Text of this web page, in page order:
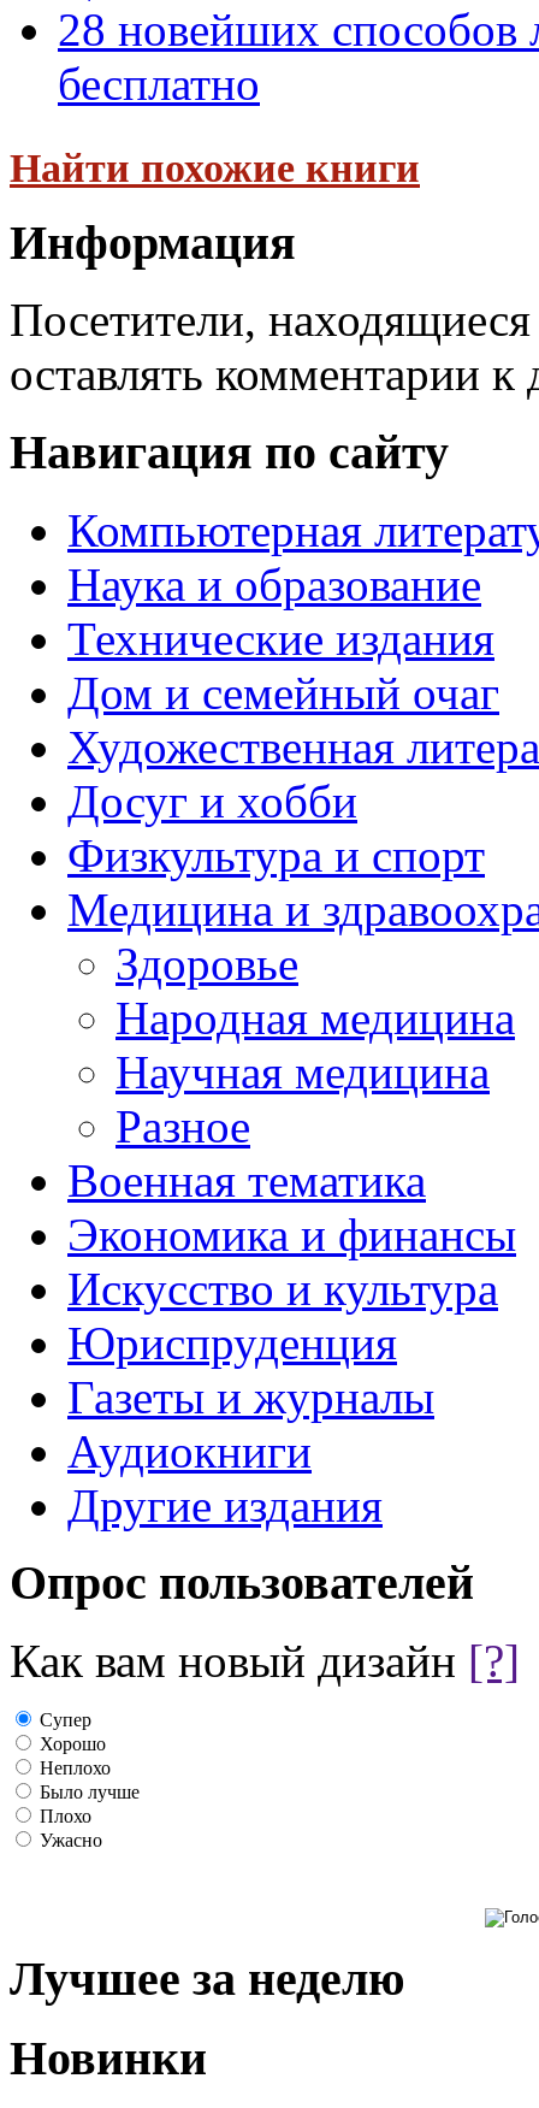
28 новейших способов
бесплатно
Найти похожие книги
Информация
Посетители,
оставлять комментарии к
Навигация по сайту
Компьютерная
Наука и образование
Технические издания
Дом и семейный очаг
Художественная
Досуг и хобби
Физкультура и спорт
Медицина и
Здоровье
Народная медицина
Научная медицина
Разное
Военная тематика
Экономика и финансы
Искусство и культура
Юриспруденция
Газеты и журналы
Аудиокниги
Другие издания
Опрос пользователей
Как вам новый дизайн [?]
Супер
Хорошо
Неплохо
Было лучше
Плохо
Ужасно
Лучшее за неделю
Новинки